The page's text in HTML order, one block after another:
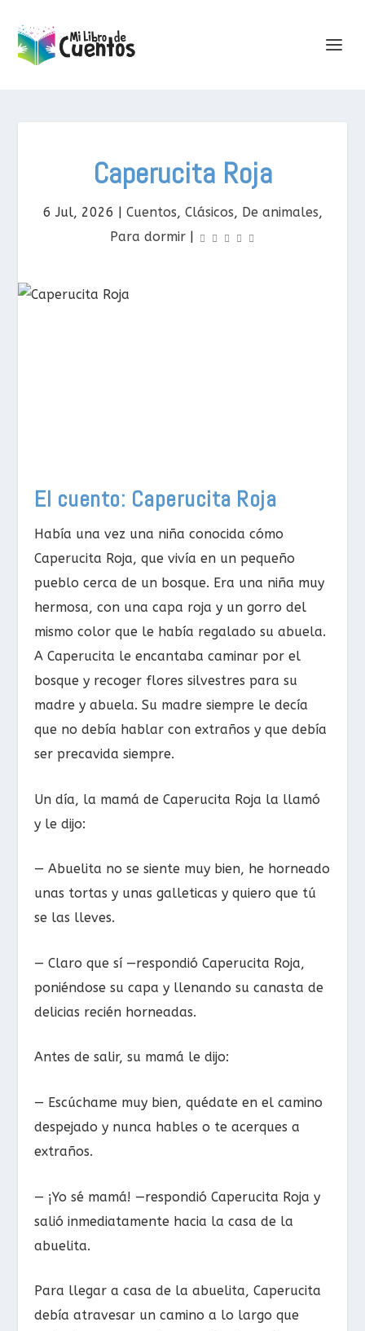
Caperucita Roja
6 Jul, 2026 | Cuentos, Clásicos, De animales,
Para dormir |
El cuento: Caperucita Roja
Había una vez una niña conocida cómo
Caperucita Roja, que vivía en un pequeño
pueblo cerca de un bosque. Era una niña muy
hermosa, con una capa roja y un gorro del
mismo color que le había regalado su abuela.
A Caperucita le encantaba caminar por el
bosque y recoger flores silvestres para su
madre y abuela. Su madre siempre le decía
que no debía hablar con extraños y que debía
ser precavida siempre.
Un día, la mamá de Caperucita Roja la llamó
y le dijo:
— Abuelita no se siente muy bien, he horneado
unas tortas y unas galleticas y quiero que tú
se las lleves.
— Claro que sí —respondió Caperucita Roja,
poniéndose su capa y llenando su canasta de
delicias recién horneadas.
Antes de salir, su mamá le dijo:
— Escúchame muy bien, quédate en el camino
despejado y nunca hables o te acerques a
extraños.
— ¡Yo sé mamá! —respondió Caperucita Roja y
salió inmediatamente hacia la casa de la
abuelita.
Para llegar a casa de la abuelita, Caperucita
debía atravesar un camino a lo largo que